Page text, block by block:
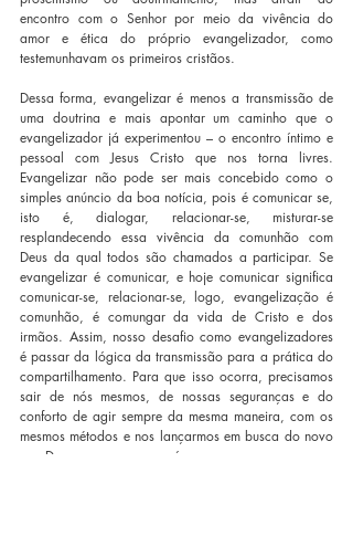
encontro com o Senhor por meio da vivência do
amor e ética do próprio evangelizador, como
testemunhavam os primeiros cristãos.
Dessa forma, evangelizar é menos a transmissão de
uma doutrina e mais apontar um caminho que o
evangelizador já experimentou – o encontro íntimo e
pessoal com Jesus Cristo que nos torna livres.
Evangelizar não pode ser mais concebido como o
simples anúncio da boa notícia, pois é comunicar se,
isto é, dialogar, relacionar-se, misturar-se
resplandecendo essa vivência da comunhão com
Deus da qual todos são chamados a participar. Se
evangelizar é comunicar, e hoje comunicar significa
comunicar-se, relacionar-se, logo, evangelização é
comunhão, é comungar da vida de Cristo e dos
irmãos. Assim, nosso desafio como evangelizadores
é passar da lógica da transmissão para a prática do
compartilhamento. Para que isso ocorra, precisamos
sair de nós mesmos, de nossas seguranças e do
conforto de agir sempre da mesma maneira, com os
mesmos métodos e nos lançarmos em busca do novo
que Deus preparou para nós.